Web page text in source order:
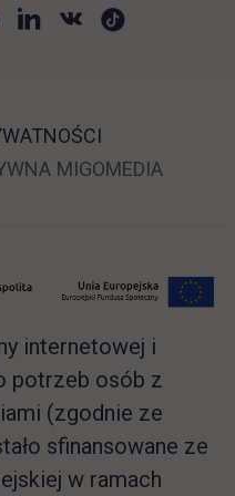
LINK OTWIERA SIĘ
MIGOMEDIA
internetowej i
potrzeb osób z
(zgodnie ze
sfinansowane ze
w ramach